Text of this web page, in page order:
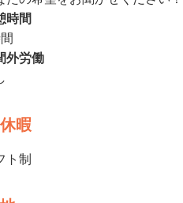
ルタイム勤務OK
たの希望をお聞かせください！
時間
休暇
ト制